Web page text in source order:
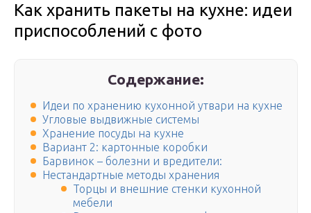
Как хранить пакеты на кухне: идеи
приспособлений с фото
Содержание:
Идеи по хранению кухонной утвари на кухне
Угловые выдвижные системы
Хранение посуды на кухне
Вариант 2: картонные коробки
Барвинок – болезни и вредители:
Нестандартные методы хранения
Торцы и внешние стенки кухонной
мебели